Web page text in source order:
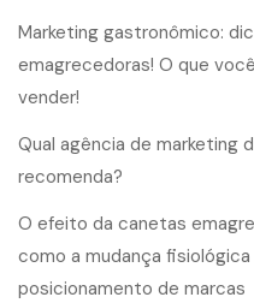
Marketing gastronômico:
emagrecedoras! O que
vender!
Qual agência de marketing
recomenda?
O efeito da canetas
como a mudança
posicionamento de marcas